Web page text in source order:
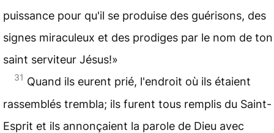
puissance pour qu'il se produise des guérisons, des
signes miraculeux et des prodiges par le nom de ton
saint serviteur Jésus!»
31 Quand ils eurent prié, l'endroit où ils étaient
rassemblés trembla; ils furent tous remplis du Saint-
Esprit et ils annonçaient la parole de Dieu avec